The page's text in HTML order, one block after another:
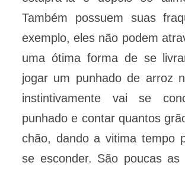
Também possuem suas
exemplo, eles não podem
uma ótima forma de se
jogar um punhado de arroz
instintivamente vai se
punhado e contar quantos
chão, dando a vitima tempo
se esconder. São poucas as